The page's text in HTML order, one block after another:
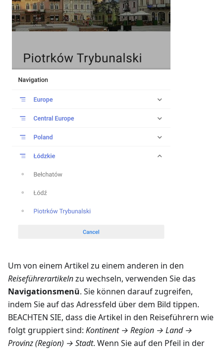
Um von einem Artikel zu einem anderen in den
Reiseführerartikelnzu wechseln, verwenden Sie das
Navigationsmenü. Sie können darauf zugreifen,
indem Sie auf das Adressfeld über dem Bild tippen.
BEACHTEN SIE, dass die Artikel in den Reiseführern wie
folgt gruppiert sind: Kontinent → Region → Land →
Provinz (Region) → Stadt. Wenn Sie auf den Pfeil in der